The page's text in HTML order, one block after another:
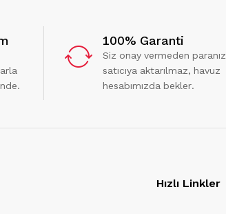
100% Garanti
Siz onay vermeden paranız
satıcıya aktarılmaz, havuz
hesabımızda bekler.
Hızlı Linkler